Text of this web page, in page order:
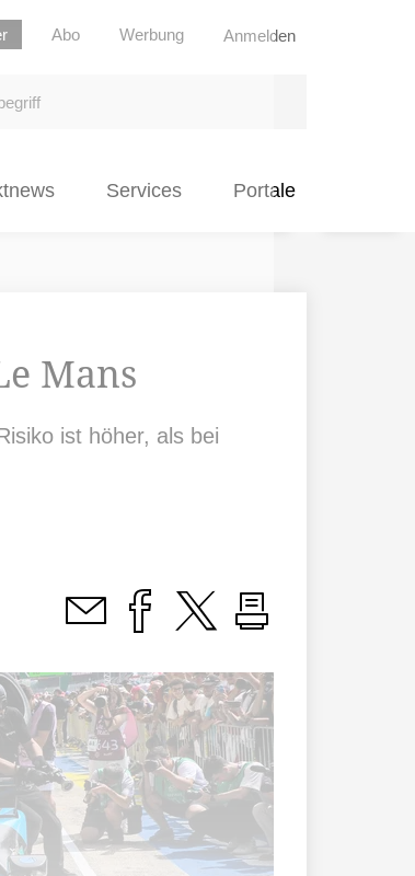
Abo Werbung Anmelden
Services Portale
Mans
ist höher, als bei